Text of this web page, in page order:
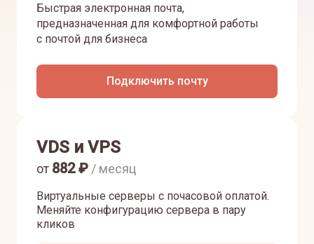
Быстрая электронная почта,
предназначенная для комфортной работы
с почтой для бизнеса
Подключить почту
VDS и VPS
Виртуальные серверы с почасовой оплатой.
Меняйте конфигурацию сервера в пару
кликов
от 882₽ / месяц